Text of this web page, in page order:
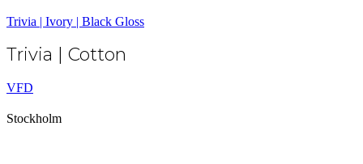
Trivia | Ivory | Black Gloss
Trivia | Cotton
VFD
Stockholm